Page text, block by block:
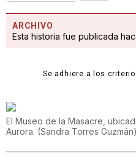
ARCHIVO
Esta historia fue publicada
Se adhiere a los
El Museo de la Masacre,
Aurora. (Sandra Torres Guzmán)